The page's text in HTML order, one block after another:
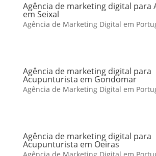
Agência de marketing digital para
em Seixal
Agência de Marketing Digital em
Agência de marketing digital para
Acupunturista em Gondomar
Agência de Marketing Digital em
Agência de marketing digital para
Acupunturista em Oeiras